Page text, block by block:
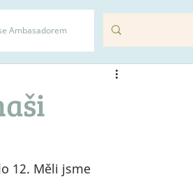
Ambasadorem
12. Měli jsme